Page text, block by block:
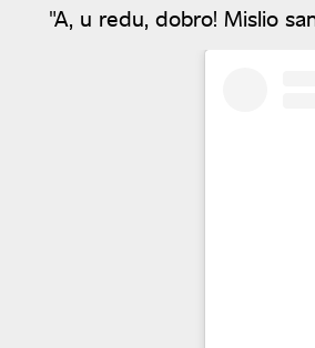
"A, u redu, dobro! Mislio